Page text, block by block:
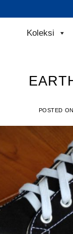
Koleksi
POSTED ON